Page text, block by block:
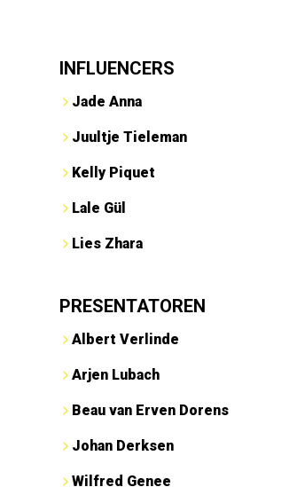
INFLUENCERS
Jade Anna
Juultje Tieleman
Kelly Piquet
Lale Gül
Lies Zhara
PRESENTATOREN
Albert Verlinde
Arjen Lubach
Beau van Erven Dorens
Johan Derksen
Wilfred Genee